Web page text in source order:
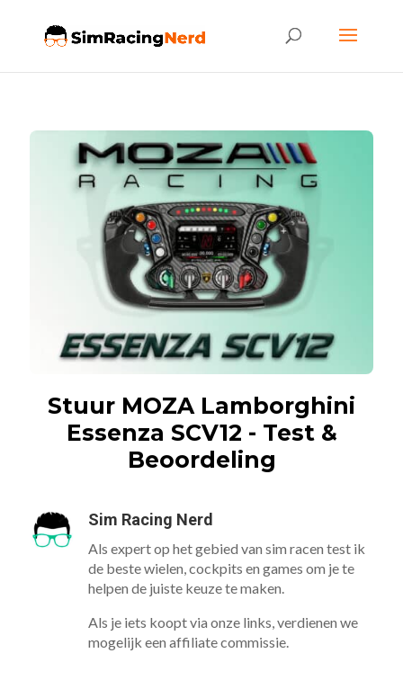
Stuur MOZA Lamborghini
Essenza SCV12 - Test &
Beoordeling
Sim Racing Nerd
Als expert op het gebied van sim racen test ik
de beste wielen, cockpits en games om je te
helpen de juiste keuze te maken.
Als je iets koopt via onze links, verdienen we
mogelijk een affiliate commissie.